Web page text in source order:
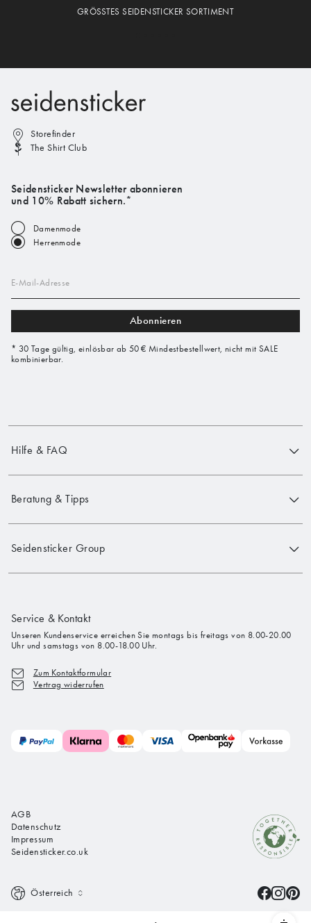
GRÖSSTES SEIDENSTICKER SORTIMENT
Storefinder
The Shirt Club
Seidensticker Newsletter abonnieren
und 10% Rabatt sichern.*
Damenmode
Herrenmode
E-Mail-Adresse
Abonnieren
* 30 Tage gültig, einlösbar ab 50 € Mindestbestellwert, nicht mit SALE
kombinierbar.
Hilfe & FAQ
Beratung & Tipps
Seidensticker Group
Service & Kontakt
Unseren Kundenservice erreichen Sie montags bis freitags von 8.00-20.00
Uhr und samstags von 8.00-18.00 Uhr.
Zum Kontaktformular
Vertrag widerrufen
AGB
Datenschutz
Impressum
Seidensticker.co.uk
Österreich